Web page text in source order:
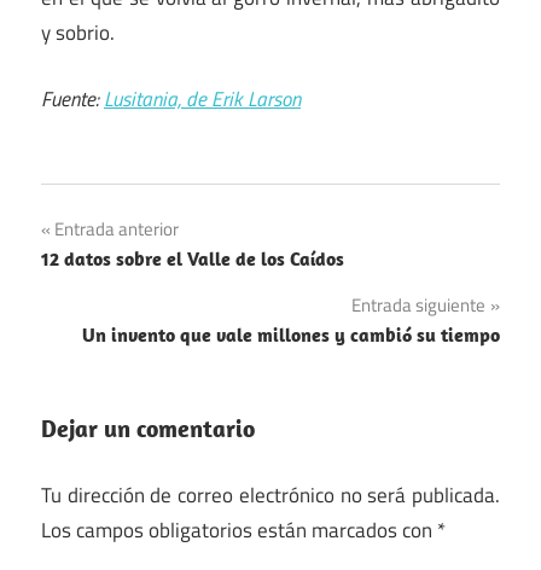
y sobrio.
Fuente:Lusitania, de Erik Larson
Navegación
de
entradas
Entrada anterior
12 datos sobre el Valle de los Caídos
Entrada siguiente
Un invento que vale millones y cambió su tiempo
Dejar un comentario
Tu dirección de correo electrónico no será publicada.
Los campos obligatorios están marcados con *